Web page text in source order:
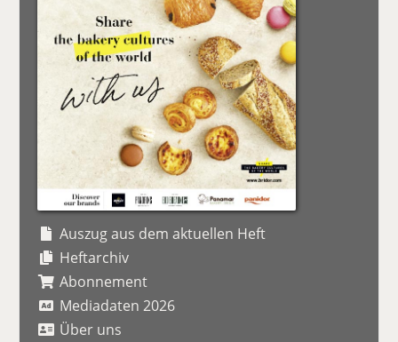
Auszug aus dem aktuellen Heft
Heftarchiv
Abonnement
Mediadaten 2026
Über uns